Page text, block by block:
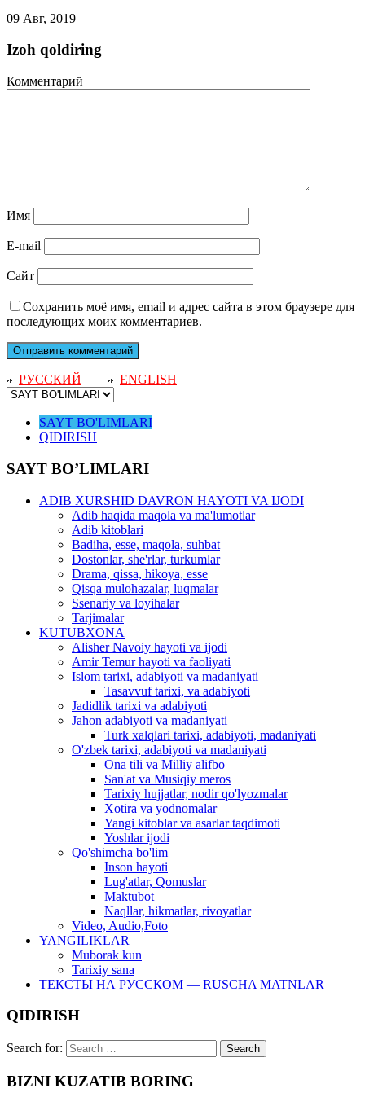
09 Авг, 2019
Izoh qoldiring
Комментарий
Имя
E-mail
Сайт
Сохранить моё имя, email и адрес сайта в этом браузере для
последующих моих комментариев.
РУССКИЙ ENGLISH
SAYT BO'LIMLARI
QIDIRISH
SAYT BO’LIMLARI
ADIB XURSHID DAVRON HAYOTI VA IJODI
Adib haqida maqola va ma'lumotlar
Adib kitoblari
Badiha, esse, maqola, suhbat
Dostonlar, she'rlar, turkumlar
Drama, qissa, hikoya, esse
Qisqa mulohazalar, luqmalar
Ssenariy va loyihalar
Tarjimalar
KUTUBXONA
Alisher Navoiy hayoti va ijodi
Amir Temur hayoti va faoliyati
Islom tarixi, adabiyoti va madaniyati
Tasavvuf tarixi, va adabiyoti
Jadidlik tarixi va adabiyoti
Jahon adabiyoti va madaniyati
Turk xalqlari tarixi, adabiyoti, madaniyati
O'zbek tarixi, adabiyoti va madaniyati
Ona tili va Milliy alifbo
San'at va Musiqiy meros
Tarixiy hujjatlar, nodir qo'lyozmalar
Xotira va yodnomalar
Yangi kitoblar va asarlar taqdimoti
Yoshlar ijodi
Qo'shimcha bo'lim
Inson hayoti
Lug'atlar, Qomuslar
Maktubot
Naqllar, hikmatlar, rivoyatlar
Video, Audio,Foto
YANGILIKLAR
Muborak kun
Tarixiy sana
ТЕКСТЫ НА РУССКОМ — RUSCHA MATNLAR
QIDIRISH
Search for:
BIZNI KUZATIB BORING